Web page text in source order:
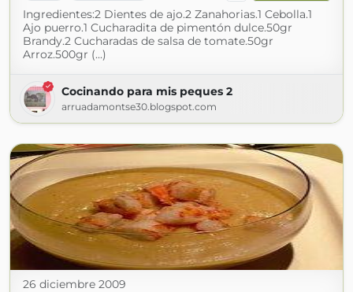
Ingredientes:2 Dientes de ajo.2 Zanahorias.1 Cebolla.1
Ajo puerro.1 Cucharadita de pimentón dulce.50gr
Brandy.2 Cucharadas de salsa de tomate.50gr
Arroz.500gr (...)
Cocinando para mis peques 2
arruadamontse30.blogspot.com
26 diciembre 2009